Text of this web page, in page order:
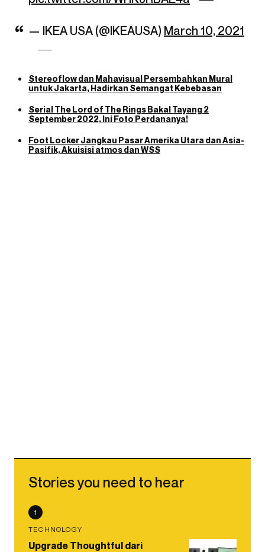
— IKEA USA (@IKEAUSA) March 10, 2021
Stereoflow dan Mahavisual Persembahkan Mural
untuk Jakarta, Hadirkan Semangat Kebebasan
Serial The Lord of The Rings Bakal Tayang 2
September 2022, Ini Foto Perdananya!
Foot Locker Jangkau Pasar Amerika Utara dan Asia-
Pasifik, Akuisisi atmos dan WSS
Stories you need to hear
1
TECHNOLOGY
Upgrade Thoughtful dari